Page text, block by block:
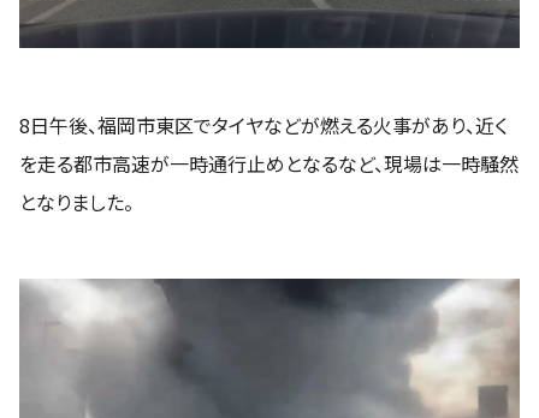
8日午後、福岡市東区でタイヤなどが燃える火事があり、近く
を走る都市高速が一時通行止めとなるなど、現場は一時騒然
となりました。